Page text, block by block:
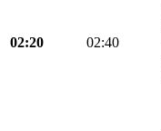
02:20 02:40